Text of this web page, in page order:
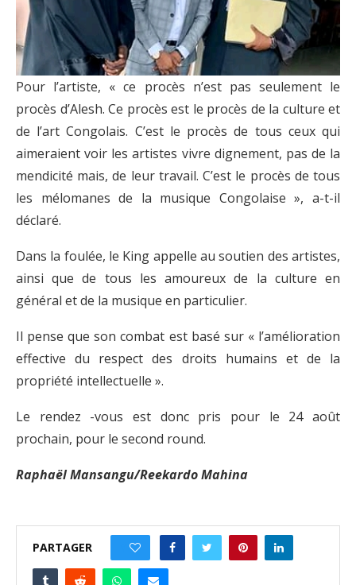
Pour l’artiste, « ce procès n’est pas seulement le
procès d’Alesh. Ce procès est le procès de la culture et
de l’art Congolais. C’est le procès de tous ceux qui
aimeraient voir les artistes vivre dignement, pas de la
mendicité mais, de leur travail. C’est le procès de tous
les mélomanes de la musique Congolaise », a-t-il
déclaré.
Dans la foulée, le King appelle au soutien des artistes,
ainsi que de tous les amoureux de la culture en
général et de la musique en particulier.
Il pense que son combat est basé sur « l’amélioration
effective du respect des droits humains et de la
propriété intellectuelle ».
Le rendez -vous est donc pris pour le 24 août
prochain, pour le second round.
Raphaël Mansangu/Reekardo Mahina
PARTAGER